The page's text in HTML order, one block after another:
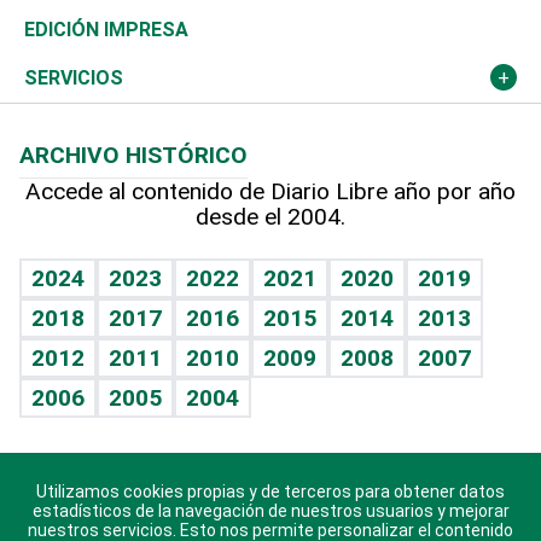
Caribe
Resto del mundo
Global y variable
Economía personal
Novedades
Podcast Arte Libre
Hablando con el pediatra
Vida y familia
Eñe
Celebrando la vida
Sin complejos
En pocas palabras
Escuchando al corazón
Olimpismo
Más deportes
TBT Deportivo
Noticiero Poteleche
Columnistas
Más firmas
Martes de tecnología
Cambio climático
Deportes
Opinión
Hecho en casa
Guía del dinero
EDICIÓN IMPRESA
SERVICIOS
Cumpleaños
Horóscopos
Crucigramas
ARCHIVO HISTÓRICO
Accede al contenido de Diario Libre año por año
desde el 2004.
2024 2023 2022 2021 2020
2019
2018
2017 2016 2015 2014
2013
2012
2011 2010 2009 2008
2007
2006
2005 2004
Descarga nuestras aplicaciones para Android, iOS y
sistema Huawei.
Utilizamos cookies propias y de terceros para obtener datos
estadísticos de la navegación de nuestros usuarios y mejorar
nuestros servicios. Esto nos permite personalizar el contenido